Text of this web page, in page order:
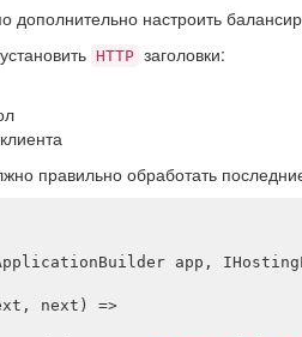
дополнительно настроить
HTTP заголовки:
правильно обработать
app ,
, next )
=>